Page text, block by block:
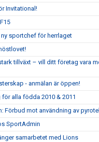
Invitational!
sportchef för herrlaget
tillväxt – vill ditt företag vara
- anmälan är öppen!
alla födda 2010 & 2011
Förbud mot användning av
SportAdmin
samarbetet med Lions